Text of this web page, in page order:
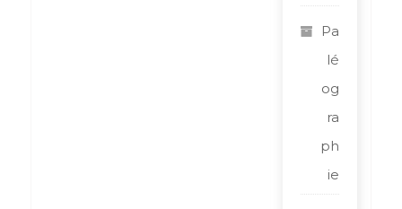
Pa
lé
og
ra
ph
ie